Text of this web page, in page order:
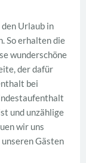
Urlaub in
So erhalten die
wunderschöne
der dafür
bei
und unzählige
wir uns
Gästen